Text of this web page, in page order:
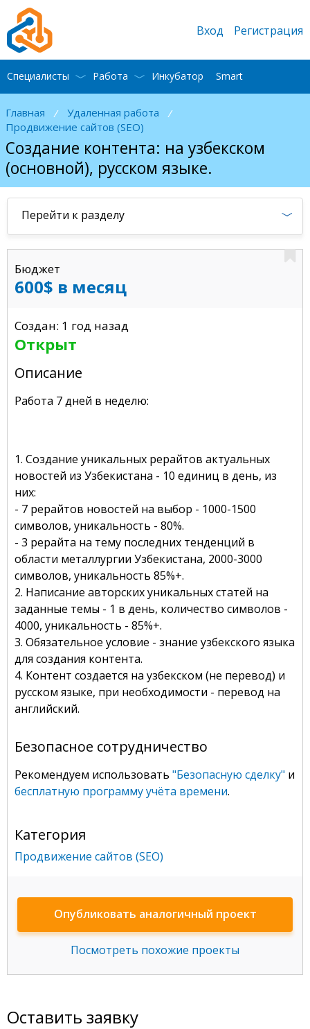
Главная / Удаленная работа
/
Продвижение сайтов (SEO)
Создание контента: на узбекском
(основной), русском языке.
Перейти к разделу
Бюджет
600$ в месяц
Создан: 1 год назад
Открыт
Описание
Работа 7 дней в неделю:
1. Создание уникальных рерайтов актуальных
новостей из Узбекистана - 10 единиц в день, из
них:
- 7 рерайтов новостей на выбор - 1000-1500
символов, уникальность - 80%.
- 3 рерайта на тему последних тенденций в
области металлургии Узбекистана, 2000-3000
символов, уникальность 85%+.
2. Написание авторских уникальных статей на
заданные темы - 1 в день, количество символов -
4000, уникальность - 85%+.
3. Обязательное условие - знание узбекского языка
для создания контента.
4. Контент создается на узбекском (не перевод) и
русском языке, при необходимости - перевод на
английский.
Безопасное сотрудничество
Рекомендуем использовать "Безопасную сделку" и
бесплатную программу учёта времени.
Категория
Продвижение сайтов (SEO)
Опубликовать аналогичный проект
Посмотреть похожие проекты
Оставить заявку
Вход Регистрация
Специалисты Работа Инкубатор Smart